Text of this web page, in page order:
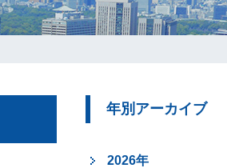
年別アーカイブ
2026年